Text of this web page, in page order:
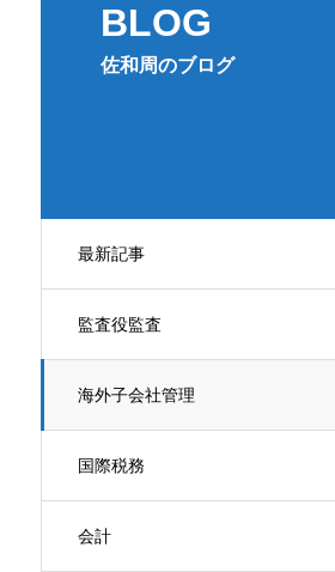
BLOG
佐和周のブログ
最新記事
監査役監査
海外子会社管理
国際税務
会計